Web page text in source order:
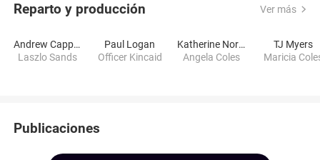
Reparto y producción Ver más
Andrew Cappelletti
Laszlo Sands
Paul Logan
Officer Kincaid
Katherine Norland
Angela Coles
TJ Myers
Maricia
Publicaciones